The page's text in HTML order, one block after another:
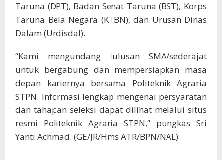
Taruna (DPT), Badan Senat Taruna (BST), Korps
Taruna Bela Negara (KTBN), dan Urusan Dinas
Dalam (Urdisdal).
“Kami mengundang lulusan SMA/sederajat
untuk bergabung dan mempersiapkan masa
depan kariernya bersama Politeknik Agraria
STPN. Informasi lengkap mengenai persyaratan
dan tahapan seleksi dapat dilihat melalui situs
resmi Politeknik Agraria STPN,” pungkas Sri
Yanti Achmad. (GE/JR/Hms ATR/BPN/NAL)